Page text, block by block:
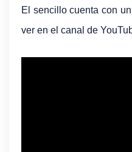
El sencillo cuenta con
ver en el canal de